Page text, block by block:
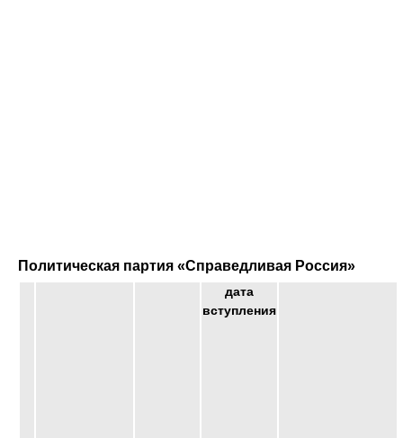
Политическая партия «Справедливая Россия»
дата
вступления